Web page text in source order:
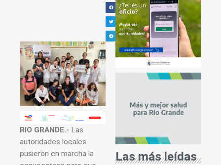
RIO GRANDE.- Las
autoridades locales
pusieron en marcha la
Las más leídas